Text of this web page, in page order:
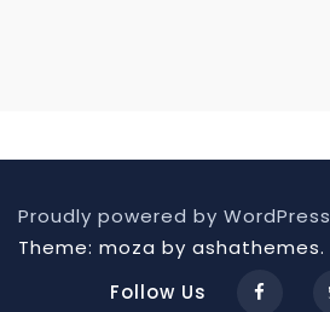
Proudly powered by WordPress
Theme: moza by ashathemes.
Follow Us